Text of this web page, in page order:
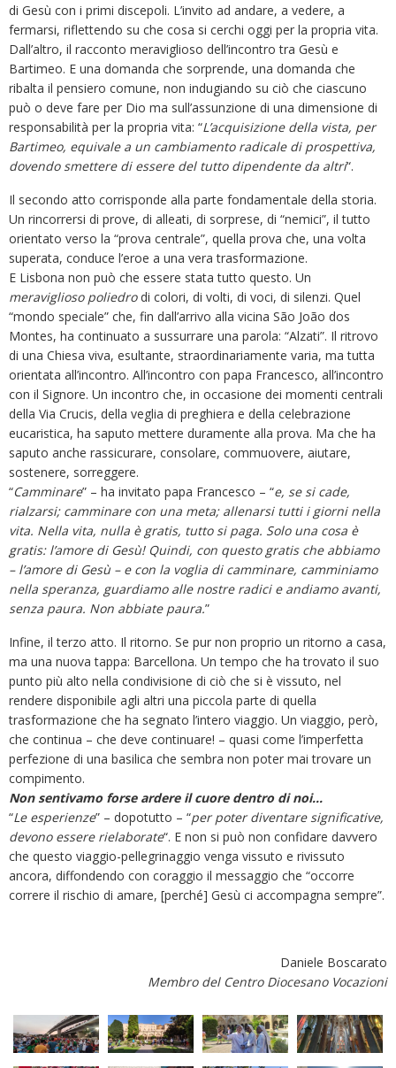
di Gesù con i primi discepoli. L’invito ad andare, a vedere, a
fermarsi, riflettendo su che cosa si cerchi oggi per la propria vita.
Dall’altro, il racconto meraviglioso dell’incontro tra Gesù e
Bartimeo. E una domanda che sorprende, una domanda che
ribalta il pensiero comune, non indugiando su ciò che ciascuno
può o deve fare per Dio ma sull’assunzione di una dimensione di
responsabilità per la propria vita: “L’acquisizione della vista, per
Bartimeo, equivale a un cambiamento radicale di prospettiva,
dovendo smettere di essere del tutto dipendente da altri“.
Il secondo atto corrisponde alla parte fondamentale della storia.
Un rincorrersi di prove, di alleati, di sorprese, di “nemici”, il tutto
orientato verso la “prova centrale”, quella prova che, una volta
superata, conduce l’eroe a una vera trasformazione.
E Lisbona non può che essere stata tutto questo. Un
meraviglioso poliedrodi colori, di volti, di voci, di silenzi. Quel
“mondo speciale” che, fin dall’arrivo alla vicina São João dos
Montes, ha continuato a sussurrare una parola: “Alzati”. Il ritrovo
di una Chiesa viva, esultante, straordinariamente varia, ma tutta
orientata all’incontro. All’incontro con papa Francesco, all’incontro
con il Signore. Un incontro che, in occasione dei momenti centrali
della Via Crucis, della veglia di preghiera e della celebrazione
eucaristica, ha saputo mettere duramente alla prova. Ma che ha
saputo anche rassicurare, consolare, commuovere, aiutare,
sostenere, sorreggere.
“Camminare” – ha invitato papa Francesco – “e, se si cade,
rialzarsi; camminare con una meta; allenarsi tutti i giorni nella
vita. Nella vita, nulla è gratis, tutto si paga. Solo una cosa è
gratis: l’amore di Gesù! Quindi, con questo gratis che abbiamo
– l’amore di Gesù – e con la voglia di camminare, camminiamo
nella speranza, guardiamo alle nostre radici e andiamo avanti,
senza paura. Non abbiate paura.”
Infine, il terzo atto. Il ritorno. Se pur non proprio un ritorno a casa,
ma una nuova tappa: Barcellona. Un tempo che ha trovato il suo
punto più alto nella condivisione di ciò che si è vissuto, nel
rendere disponibile agli altri una piccola parte di quella
trasformazione che ha segnato l’intero viaggio. Un viaggio, però,
che continua – che deve continuare! – quasi come l’imperfetta
perfezione di una basilica che sembra non poter mai trovare un
compimento.
Non sentivamo forse ardere il cuore dentro di noi…
“Le esperienze” – dopotutto – “per poter diventare significative,
devono essere rielaborate“. E non si può non confidare davvero
che questo viaggio-pellegrinaggio venga vissuto e rivissuto
ancora, diffondendo con coraggio il messaggio che “occorre
correre il rischio di amare, [perché] Gesù ci accompagna sempre”.
Daniele Boscarato
Membro del Centro Diocesano Vocazioni